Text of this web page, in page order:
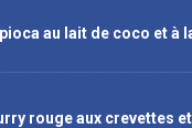
au lait de coco et à
rouge aux crevettes